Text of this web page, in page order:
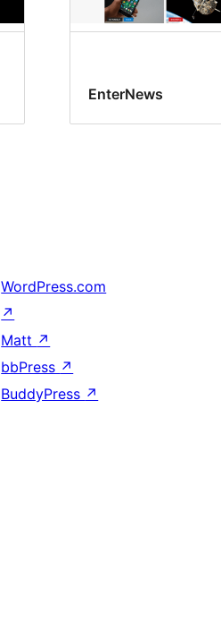
EnterNews
WordPress.com
↗
Matt ↗
bbPress ↗
BuddyPress ↗